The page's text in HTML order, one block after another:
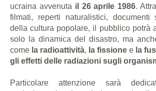
ucraina avvenuta il 26 aprile 1986.
filmati, reperti naturalistici, documenti
della cultura popolare, il pubblico potrà
solo la dinamica del disastro, ma
come la radioattività, la fissione e la
gli effetti delle radiazioni sugli
Particolare attenzione sarà